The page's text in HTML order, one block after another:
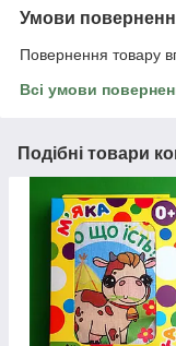
Умови
Повернення товару
Всі умови
Подібні товари